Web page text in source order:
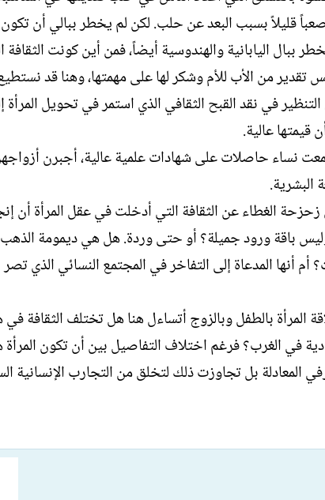
صعباً قليلاً بسبب البعد عن حلب. لكن لم يخطر ببالي أن
ببال اليابانية والهندوسية أيضاً، فمن أين كونت الثقافة
تقدير من الأب للأم وشكر لها على مهمتها، وهنا قد
في نقد القبح الثقافي الذي استمر في تحويل
قيمتها عالية.
نساء حاصلات على شهادات علمية عالية، أجبرن أزواجهن
البشرية.
زحزحة الغطاء عن الثقافة التي أدخلت في عقل المرأة
وليس باقة ورود جميلة؟ أو حتى وردة. هل هي ديمومة
أنها المدعاة إلى التفاخر في المجتمع النسائي الذي
المرأة بالطفل وبالزوج أتساءل هنا هل تختلف الثقافة
في الغرب؟ فرغم اختلاف التفاصيل بين أن تكون
بل تجاوزت ذلك لتخلق من التجارب الإنسانية